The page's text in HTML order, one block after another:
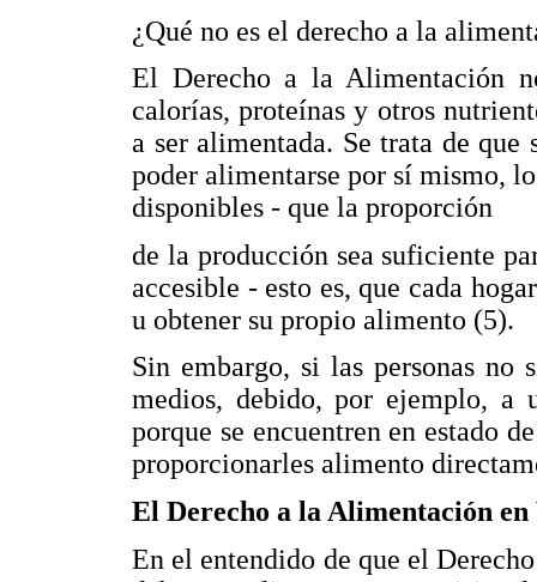
¿Qué no es el derecho a la
El Derecho a la Alimentación
calorías, proteínas y otros
a ser alimentada. Se trata de
poder alimentarse por sí mismo,
disponibles - que la proporción
de la producción sea suficiente
accesible - esto es, que cada
u obtener su propio alimento (5).
Sin embargo, si las personas no
medios, debido, por ejemplo, a
porque se encuentren en estado
proporcionarles alimento
El Derecho a la Alimentación en
En el entendido de que el